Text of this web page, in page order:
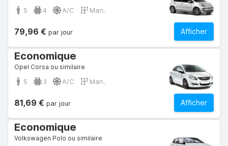
5 4 A/C Man.
Afficher
79,96 € par jour
Economique
Opel Corsa ou similaire
5 3 A/C Man.
Afficher
81,69 € par jour
Economique
Volkswagen Polo ou similaire